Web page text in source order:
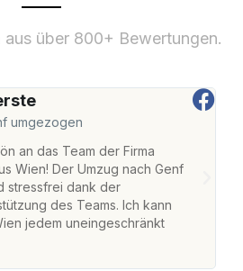
aus über 800+ Bewertungen.
umgezogen
an das Team der Firma
Wien! Der Umzug nach Genf
stressfrei dank der
des Teams. Ich kann
jedem uneingeschränkt